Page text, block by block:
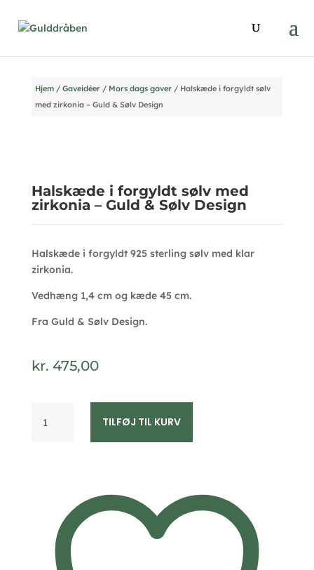
Hjem/ Gaveidéer/ Mors dags gaver/ Halskæde i forgyldt sølv
med zirkonia – Guld & Sølv Design
Halskæde i forgyldt sølv med
zirkonia – Guld & Sølv Design
Halskæde i forgyldt 925 sterling sølv med klar
zirkonia.
Vedhæng 1,4 cm og kæde 45 cm.
Fra Guld & Sølv Design.
kr. 475,00
TILFØJ TIL KURV